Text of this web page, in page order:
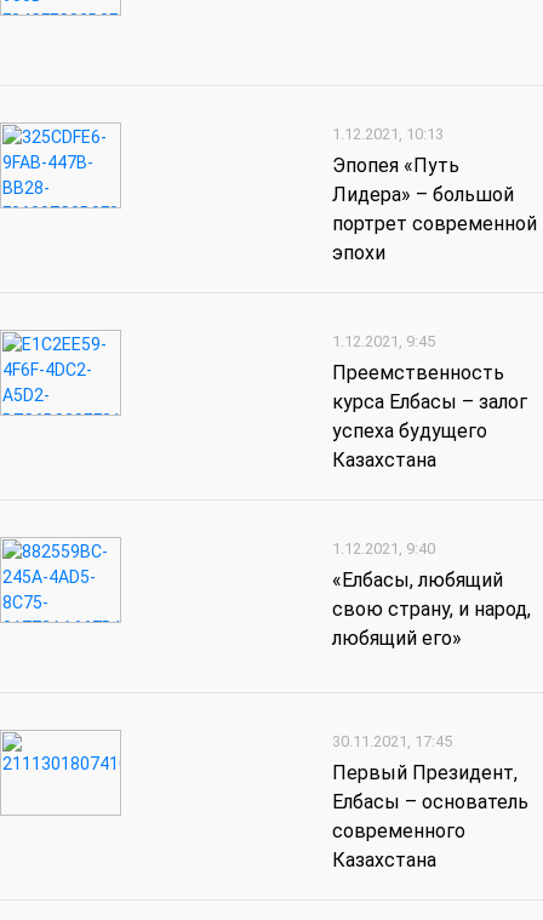
1.12.2021, 10:13
Эпопея «Путь
Лидера» – большой
портрет современной
эпохи
1.12.2021, 9:45
Преемственность
курса Елбасы – залог
успеха будущего
Казахстана
1.12.2021, 9:40
«Елбасы, любящий
свою страну, и народ,
любящий его»
30.11.2021, 17:45
Первый Президент,
Елбасы – основатель
современного
Казахстана